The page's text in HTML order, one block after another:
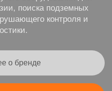
поиска подземных
контроля и
о бренде